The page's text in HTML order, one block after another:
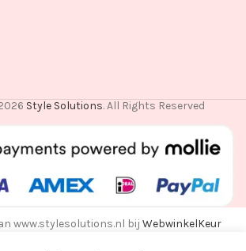
Style Solutions. All Rights Reserved
www.stylesolutions.nl bij WebwinkelKeur